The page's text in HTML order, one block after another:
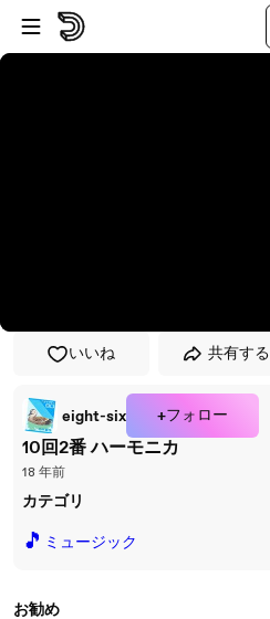
プレイヤーにスキップ
メインコンテンツにスキップ
いいね 共有する
eight-six +フォロー
10回2番 ハーモニカ
18 年前
カテゴリ
🎵 ミュージック
お勧め